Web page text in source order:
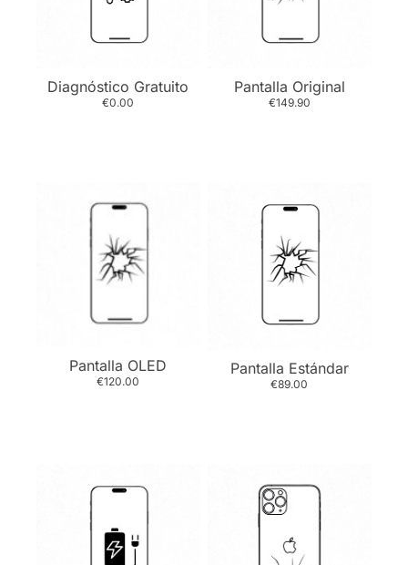
Diagnóstico Gratuito
€0.00
Pantalla Original
€149.90
Pantalla OLED
€120.00
Pantalla Estándar
€89.00